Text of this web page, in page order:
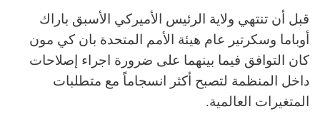
قبل أن تنتهي ولاية الرئيس الأميركي الأسبق باراك
أوباما وسكرتير عام هيئة الأمم المتحدة بان كي مون
كان التوافق فيما بينهما على ضرورة اجراء إصلاحات
داخل المنظمة لتصبح أكثر انسجاماً مع متطلبات
المتغيرات العالمية.